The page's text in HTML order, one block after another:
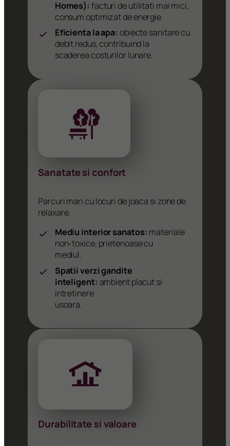
Homes): facturi de utilitati mai mici,
consum optimizat de energie.
Eficienta la apa: obiecte sanitare cu
debit redus, contribuind la
scaderea costurilor lunare.
Sanatate si confort
Parcuri mari cu locuri de joaca si zone de
relaxare.
Mediu interior sanatos: materiale
non-toxice, prietenoase cu
mediul.
Spatii verzi gandite
inteligent: ambient placut si
intretinere
usoara.
Durabilitate si valoare